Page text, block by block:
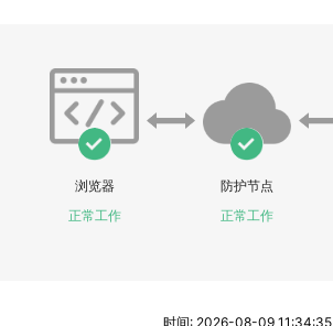
浏览器
正常工作
防护节点
正常工作
时间: 2026-08-09 11:34:35